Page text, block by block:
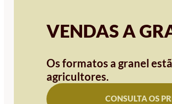
VENDAS A
Os formatos a granel
agricultores.
CONSULTA OS